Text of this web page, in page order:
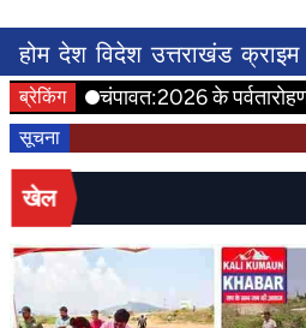
होम देश विदेश उत्तराखंड क्राइम
ब्रेकिंग चंपावत:2026 के
सूचना
खेल